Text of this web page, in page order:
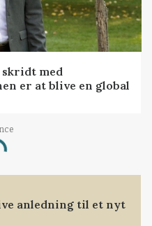
med
er at blive en global
anledning til et nyt